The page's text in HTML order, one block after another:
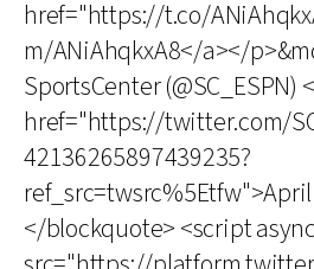
href="https://t.co/
m/ANiAhqkxA8</a></
SportsCenter (@SC_ESPN)
href="https://twitter.com/
42136265897439235?
</blockquote> <script async